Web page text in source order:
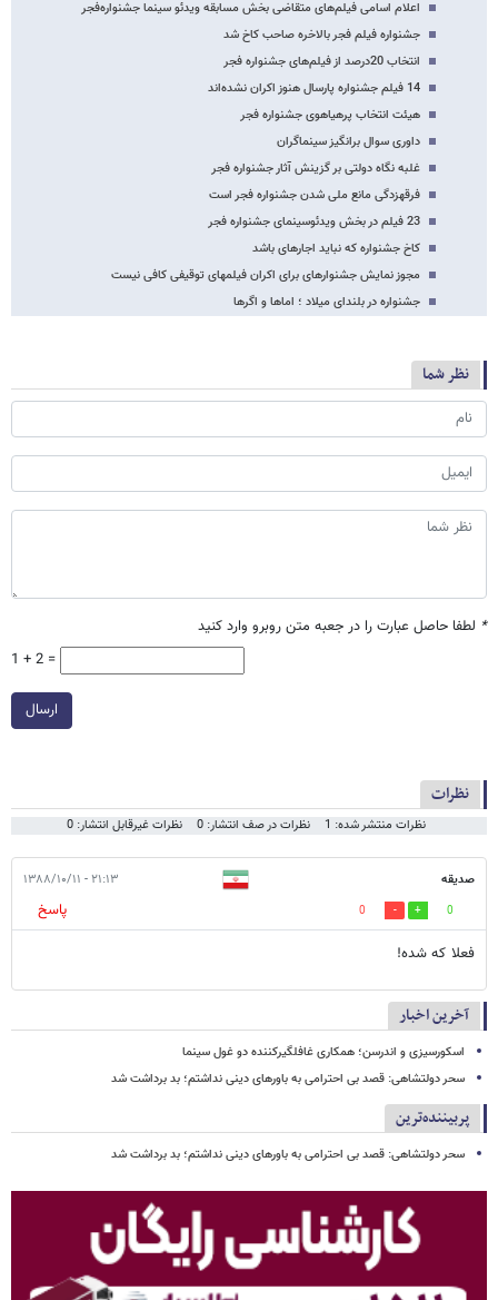
اعلام اسامی فیلم‌های متقاضی بخش مسابقه ویدئو سینما جشنواره‌فجر
جشنواره فیلم فجر بالاخره صاحب کاخ شد
انتخاب 20درصد از فیلم‌های جشنواره فجر
14 فیلم جشنواره پارسال هنوز اکران نشده‌اند
هیئت انتخاب پرهیاهوی جشنواره فجر
داوری سوال برانگیز سینماگران
غلبه نگاه دولتی بر گزینش آثار جشنواره فجر
فرقه​زدگی مانع ملی شدن جشنواره فجر است
23 فیلم در بخش ویدئوسینمای جشنواره فجر
کاخ جشنواره که نباید اجاره​ای باشد
مجوز نمایش جشنواره​ای برای اکران فیلم​های توقیفی کافی نیست
جشنواره در بلندای میلاد ؛ اماها و اگرها
نظر شما
* لطفا حاصل عبارت را در جعبه متن روبرو وارد کنید
1 + 2 =
ارسال
نظرات
نظرات منتشر شده: 1 نظرات در صف انتشار: 0 نظرات غیرقابل انتشار: 0
صدیقه ۲۱:۱۳ - ۱۳۸۸/۱۰/۱۱
0
0
پاسخ
فعلا که شده!
آخرین اخبار
اسکورسیزی و اندرسن؛ همکاری غافلگیرکننده دو غول سینما
سحر دولتشاهی: قصد بی احترامی به باورهای دینی نداشتم؛ بد برداشت شد
پربیننده‌ترین
سحر دولتشاهی: قصد بی احترامی به باورهای دینی نداشتم؛ بد برداشت شد